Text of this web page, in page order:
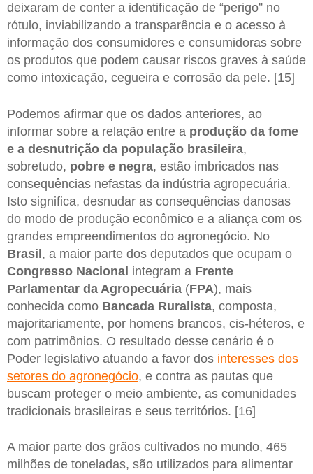
deixaram de conter a identificação de “perigo” no
rótulo, inviabilizando a transparência e o acesso à
informação dos consumidores e consumidoras sobre
os produtos que podem causar riscos graves à saúde
como intoxicação, cegueira e corrosão da pele. [15]
Podemos afirmar que os dados anteriores, ao
informar sobre a relação entre a produção da fome
e a desnutrição da população brasileira,
sobretudo, pobre e negra, estão imbricados nas
consequências nefastas da indústria agropecuária.
Isto significa, desnudar as consequências danosas
do modo de produção econômico e a aliança com os
grandes empreendimentos do agronegócio. No
Brasil, a maior parte dos deputados que ocupam o
Congresso Nacional integram a Frente
Parlamentar da Agropecuária (FPA), mais
conhecida como Bancada Ruralista, composta,
majoritariamente, por homens brancos, cis-héteros, e
com patrimônios. O resultado desse cenário é o
Poder legislativo atuando a favor dos interesses dos
setores do agronegócio, e contra as pautas que
buscam proteger o meio ambiente, as comunidades
tradicionais brasileiras e seus territórios. [16]
A maior parte dos grãos cultivados no mundo, 465
milhões de toneladas, são utilizados para alimentar